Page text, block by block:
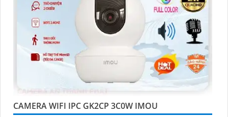
CAMERA WIFI IPC GK2CP 3C0W IMOU